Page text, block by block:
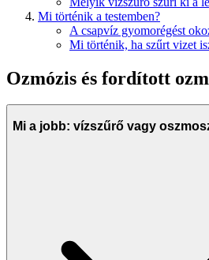
Mi történik a testemben?
A csapvíz gyomorégést
Mi történik, ha szűrt vizet
Ozmózis és fordított
Mi a jobb: vízszűrő vagy